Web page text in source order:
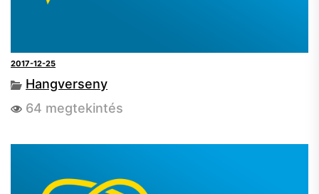
2017-12-25
Hangverseny
64 megtekintés